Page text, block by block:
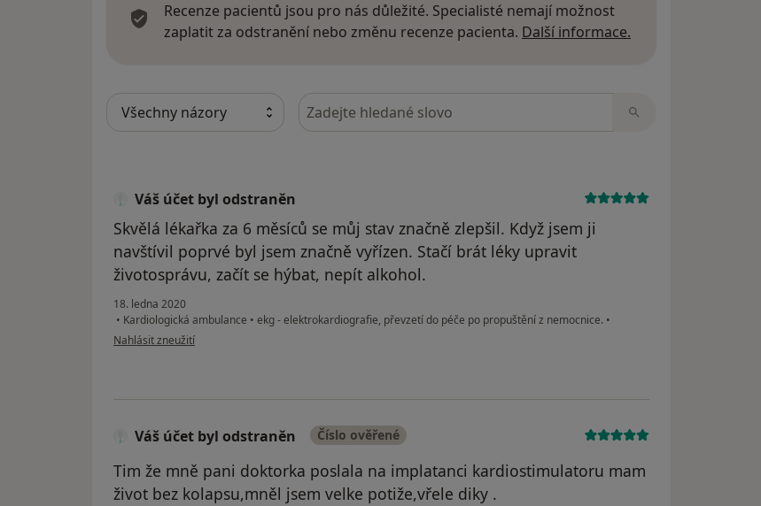
Recenze pacientů jsou pro nás důležité. Specialisté nemají možnost
zaplatit za odstranění nebo změnu recenze pacienta. Další informace.
Hledejte v názorech
Váš účet byl odstraněn
Skvělá lékařka za 6 měsíců se můj stav značně zlepšil. Když jsem ji
navštívil poprvé byl jsem značně vyřízen. Stačí brát léky upravit
životosprávu, začít se hýbat, nepít alkohol.
18. ledna 2020
• Kardiologická ambulance • ekg - elektrokardiografie, převzetí do péče po propuštění z nemocnice. •
podle názoru uživatele Váš účet byl odstraněn
Nahlásit zneužití
Váš účet byl odstraněn Číslo ověřené
Tim že mně pani doktorka poslala na implatanci kardiostimulatoru mam
život bez kolapsu,mněl jsem velke potiže,vřele diky .